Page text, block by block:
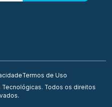
Termos de Uso
Todos os direitos